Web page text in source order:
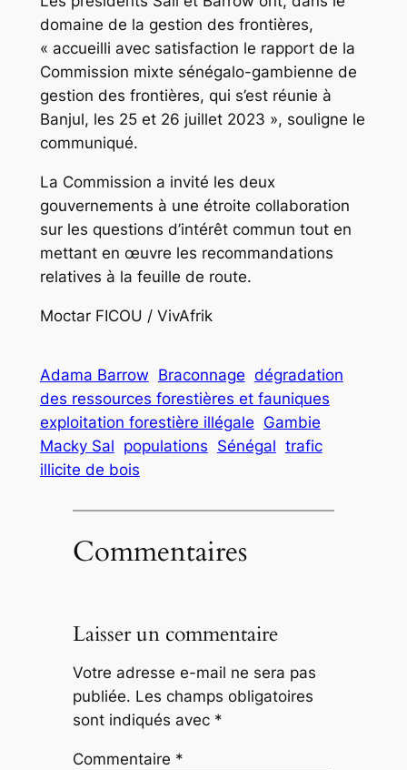
domaine de la gestion des frontières,
« accueilli avec satisfaction le rapport de la
Commission mixte sénégalo-gambienne de
gestion des frontières, qui s’est réunie à
Banjul, les 25 et 26 juillet 2023 », souligne le
communiqué.
La Commission a invité les deux
gouvernements à une étroite collaboration
sur les questions d’intérêt commun tout en
mettant en œuvre les recommandations
relatives à la feuille de route.
Moctar FICOU / VivAfrik
Adama Barrow Braconnage dégradation
des ressources forestières et fauniques
exploitation forestière illégale Gambie
Macky Sal populations Sénégal trafic
illicite de bois
Commentaires
Laisser un commentaire
Votre adresse e-mail ne sera pas
publiée. Les champs obligatoires
sont indiqués avec *
Commentaire *